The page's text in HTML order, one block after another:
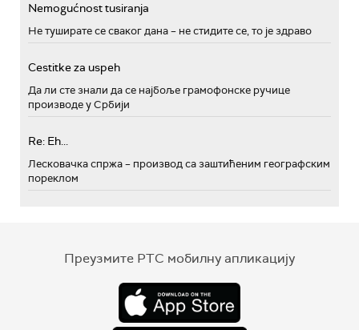
Nemogućnost tusiranja
Не туширате се сваког дана – не стидите се, то је здраво
Cestitke za uspeh
Да ли сте знали да се најбоље грамофонске ручице
производе у Србији
Re: Eh...
Лесковачка спржа – производ са заштићеним географским
пореклом
Преузмите РТС мобилну апликацију